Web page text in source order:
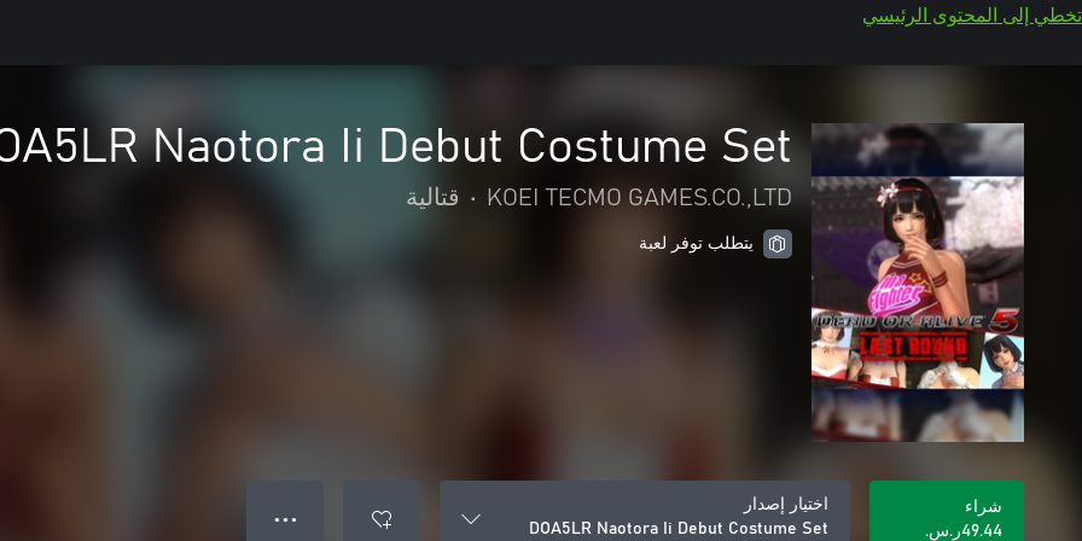
تخطي إلى المحتوى الرئيسي
Naotora Ii Debut Costume Set
KOEI TECMO GAMES.CO.,LTD
• قتالية
يتطلب توفر لعبة
شراء
‪ر.س.‏‎49.44‬
اختيار إصدار
DOA5LR Naotora Ii Debut Costume Set
● ● ●